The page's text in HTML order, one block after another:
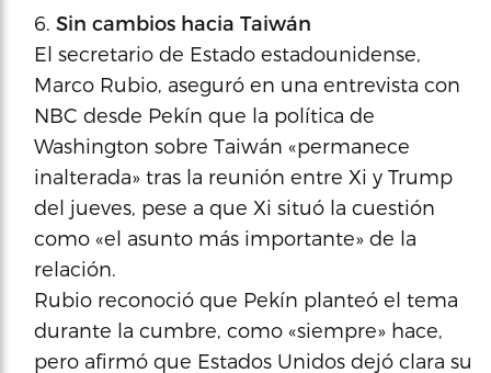
Sin cambios hacia Taiwán
El secretario de Estado estadounidense,
Marco Rubio, aseguró en una entrevista con
NBC desde Pekín que la política de
Washington sobre Taiwán «permanece
inalterada» tras la reunión entre Xi y Trump
del jueves, pese a que Xi situó la cuestión
como «el asunto más importante» de la
relación.
Rubio reconoció que Pekín planteó el tema
durante la cumbre, como «siempre» hace,
pero afirmó que Estados Unidos dejó clara su